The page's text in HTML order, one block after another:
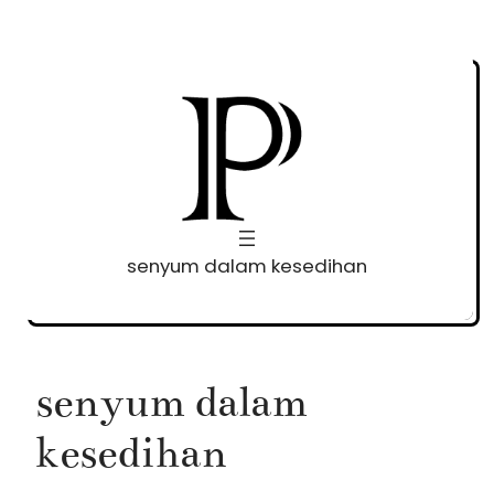
senyum dalam kesedihan
senyum dalam
kesedihan